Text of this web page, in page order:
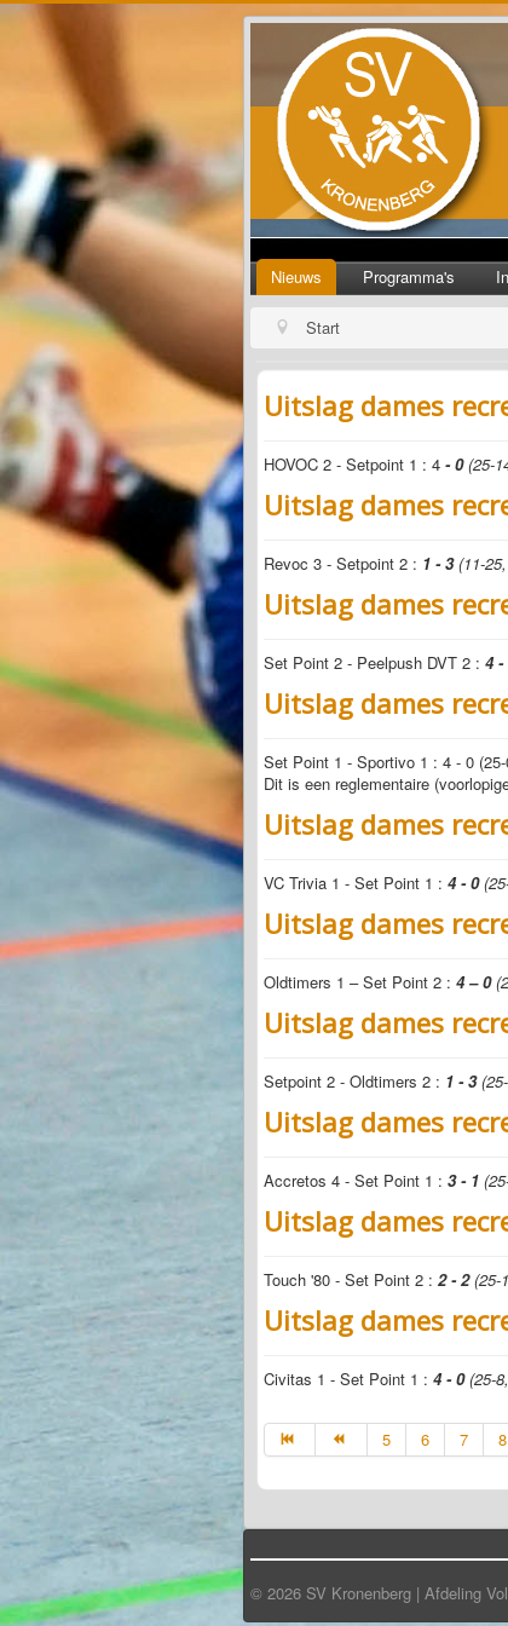
Nieuws Programma's
Start
Uitslag dames
HOVOC 2 - Setpoint 1 : 4 - 0(25-
Uitslag dames
Revoc 3 - Setpoint 2 : 1 - 3(11-
Uitslag dames
Set Point 2 - Peelpush DVT 2 : 4 -
Uitslag dames
Set Point 1 - Sportivo 1 : 4 - 0
Dit is een reglementaire
Uitslag dames
VC Trivia 1 - Set Point 1 : 4 - 0
Uitslag dames
Oldtimers 1 – Set Point 2 : 4 – 0
Uitslag dames
Setpoint 2 - Oldtimers 2 : 1 - 3
Uitslag dames
Accretos 4 - Set Point 1 : 3 - 1
Uitslag dames
Touch '80 - Set Point 2 : 2 - 2(25-
Uitslag dames
Civitas 1 - Set Point 1 : 4 - 0(25-
5 6 7 8
© 2026 SV Kronenberg | Afdeling